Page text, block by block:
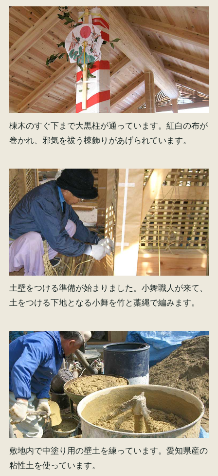
棟木のすぐ下まで大黒柱が通っています。紅白の布が
巻かれ、邪気を祓う棟飾りがあげられています。
土壁をつける準備が始まりました。小舞職人が来て、
土をつける下地となる小舞を竹と藁縄で編みます。
敷地内で中塗り用の壁土を練っています。愛知県産の
粘性土を使っています。